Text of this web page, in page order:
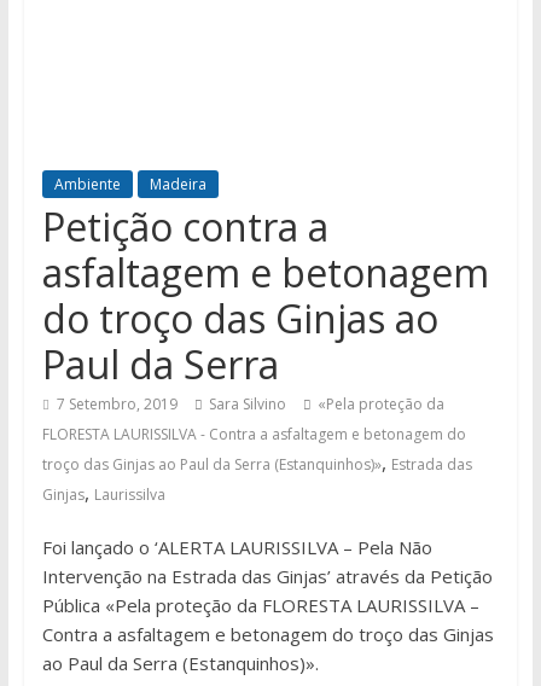
Ambiente Madeira
Petição contra a
asfaltagem e betonagem
do troço das Ginjas ao
Paul da Serra
7 Setembro, 2019 Sara Silvino
«Pela proteção da
FLORESTA LAURISSILVA - Contra a asfaltagem e betonagem do
troço das Ginjas ao Paul da Serra (Estanquinhos)», Estrada das
Ginjas, Laurissilva
Foi lançado o ‘ALERTA LAURISSILVA – Pela Não
Intervenção na Estrada das Ginjas’ através da Petição
Pública «Pela proteção da FLORESTA LAURISSILVA –
Contra a asfaltagem e betonagem do troço das Ginjas
ao Paul da Serra (Estanquinhos)».